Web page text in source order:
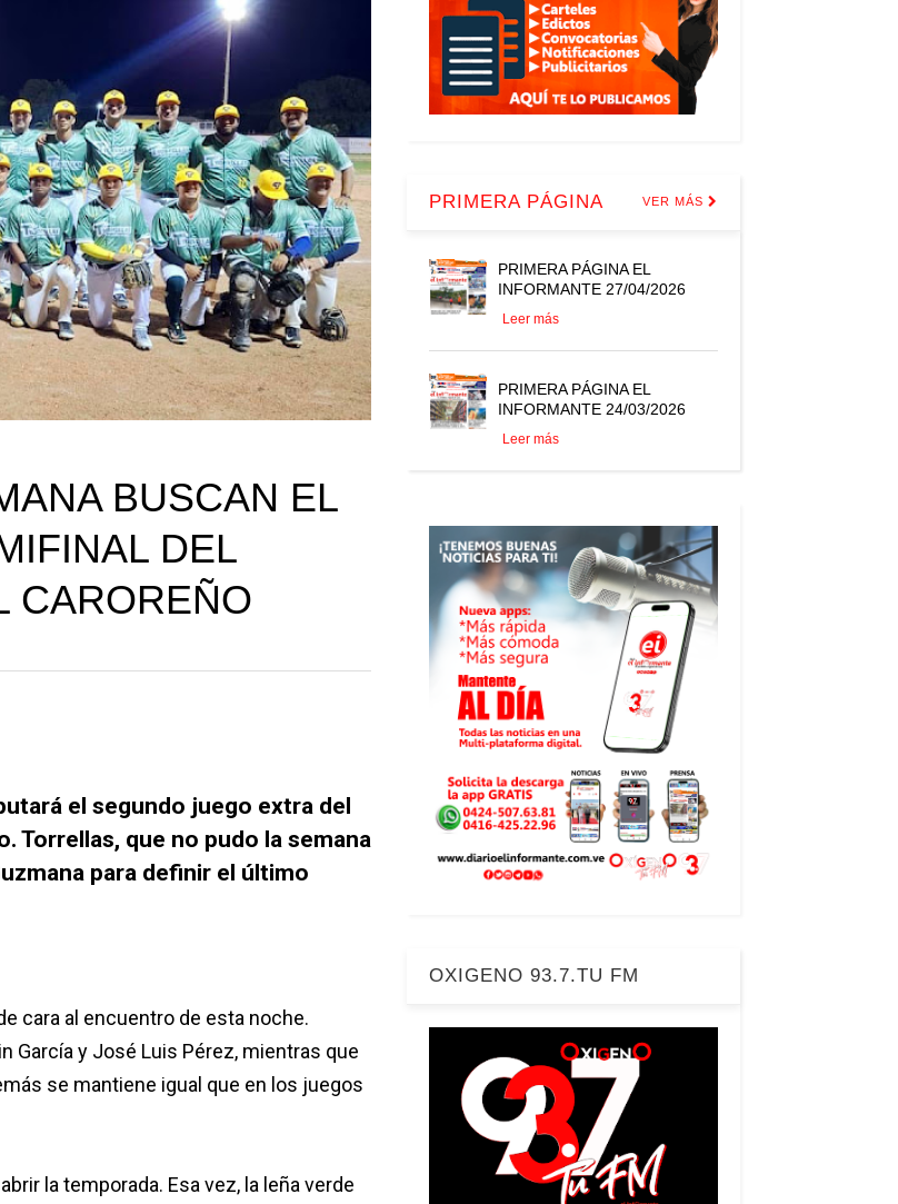
BUSCAN EL
DEL
CAROREÑO
el segundo juego extra del
Torrellas, que no pudo la semana
para definir el último
cara al encuentro de esta noche.
García y José Luis Pérez, mientras que
se mantiene igual que en los juegos
la temporada. Esa vez, la leña verde
PRIMERA PÁGINA VER MÁS
PRIMERA PÁGINA EL
INFORMANTE 27/04/2026
Leer más
PRIMERA PÁGINA EL
INFORMANTE 24/03/2026
Leer más
OXIGENO 93.7.TU FM